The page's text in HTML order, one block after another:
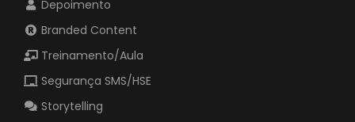
Depoimento
Branded Content
Treinamento/Aula
Segurança SMS/HSE
Storytelling